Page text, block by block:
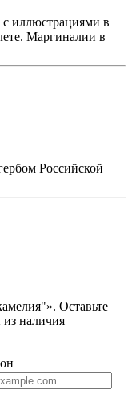
с иллюстрациями в
Маргиналии в
Российской
Оставьте
наличия